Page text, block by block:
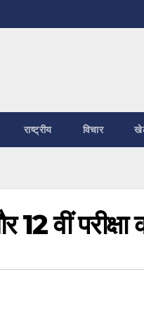
राष्ट्रीय विचार
वीं परीक्षा